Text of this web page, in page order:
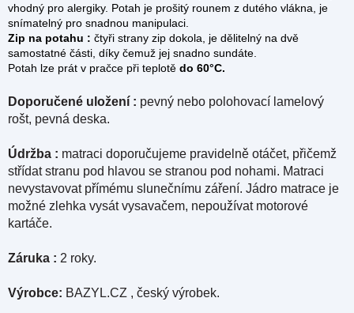
vhodný pro alergiky. Potah je prošitý rounem z dutého vlákna, je
snímatelný pro snadnou manipulaci.
Zip na potahu : čtyři strany zip dokola, je dělitelný na dvě
samostatné části, díky čemuž jej snadno sundáte.
Potah lze prát v pračce při teplotě do 60°C.
Doporučené uložení : pevný nebo polohovací lamelový
rošt, pevná deska.
Údržba : matraci doporučujeme pravidelně otáčet, přičemž
střídat stranu pod hlavou se stranou pod nohami. Matraci
nevystavovat přímému slunečnímu záření. Jádro matrace je
možné zlehka vysát vysavačem, nepoužívat motorové
kartáče.
Záruka : 2 roky.
Výrobce: BAZYL.CZ , český výrobek.